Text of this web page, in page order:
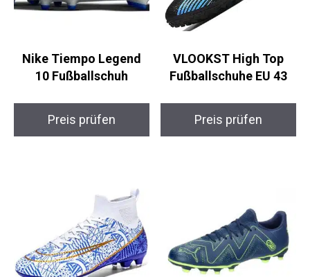
Nike Tiempo Legend
10 Fußballschuh
Preis prüfen
VLOOKST High Top
Fußballschuhe EU 43
Preis prüfen